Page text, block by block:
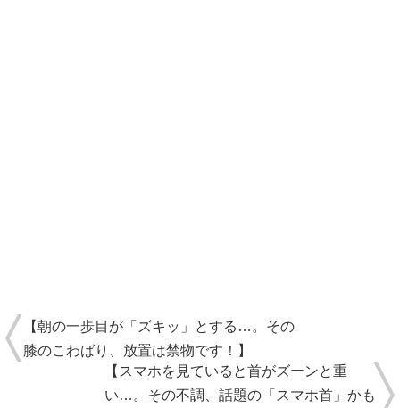
【朝の一歩目が「ズキッ」とする…。その
膝のこわばり、放置は禁物です！】
【スマホを見ていると首がズーンと重
い…。その不調、話題の「スマホ首」かも